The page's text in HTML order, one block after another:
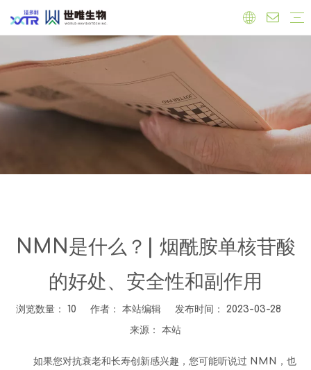
NMN是什么？| 烟酰胺单核苷酸
的好处、安全性和副作用
浏览数量： 10 作者： 本站编辑 发布时间： 2023-03-28
来源： 本站
["wechat","weibo","qzone","douban","email"]
如果您对抗衰老和长寿创新感兴趣，您可能听说过 NMN，也